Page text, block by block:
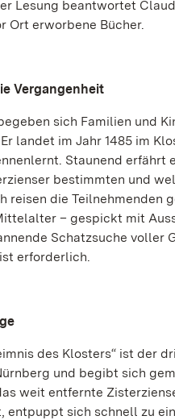
Lesung beantwortet
Ort erworbene Bücher.
Vergangenheit
sich Familien und
landet im Jahr 1485 im
Staunend erfährt
bestimmten und
reisen die Teilnehmenden
– gespickt mit
Schatzsuche voller
erforderlich.
des Klosters“ ist der
und begibt sich
weit entfernte
entpuppt sich schnell zu